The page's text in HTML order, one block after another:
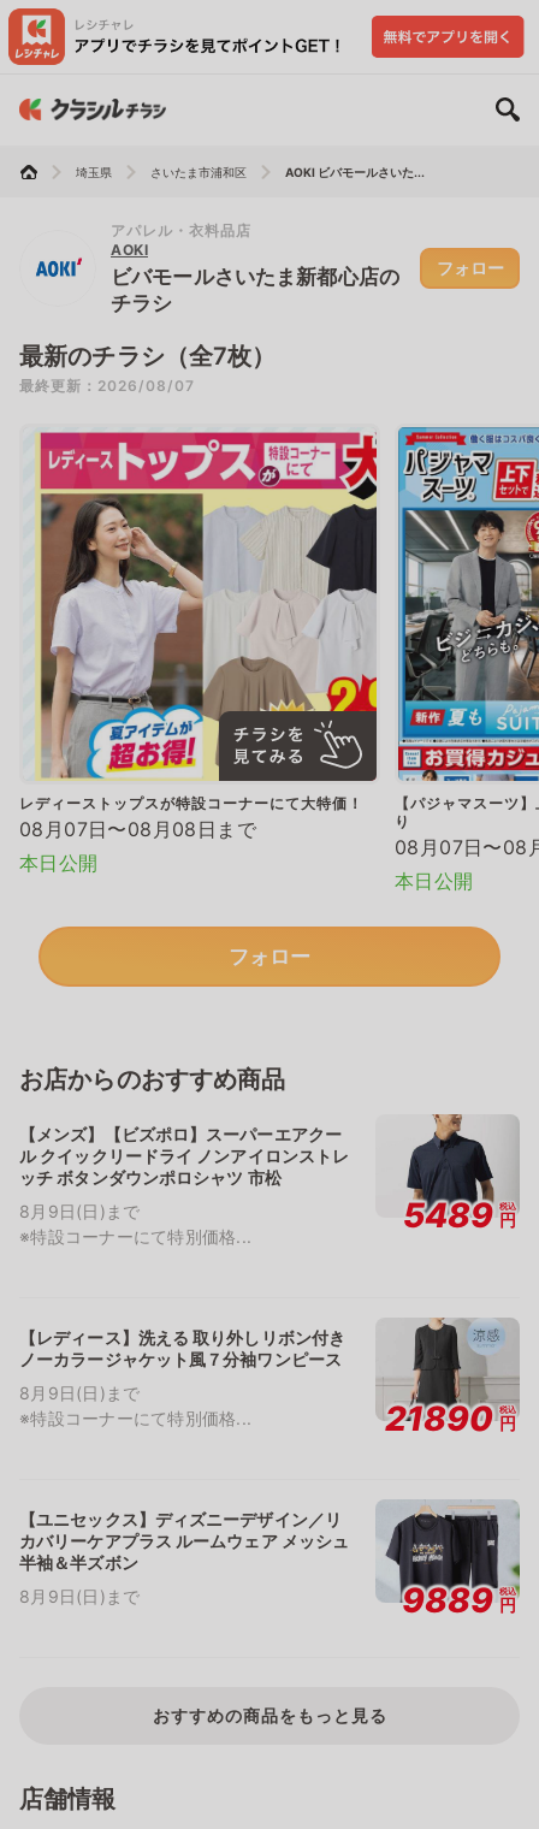
埼玉県 さいたま市浦和区 AOKI ビバモールさいた...
アパレル・衣料品店
AOKI
ビバモールさいたま新都心店の
チラシ
フォロー
最新のチラシ（全7枚）
最終更新：2026/08/07
レディーストップスが特設コーナーにて大特価！
08月07日〜08月08日まで
本日公開
【パジャマスーツ
り
08月07日〜08
本日公開
フォロー
お店からのおすすめ商品
【メンズ】【ビズポロ】スーパーエアクー
ル クイックリードライ ノンアイロンストレ
ッチ ボタンダウンポロシャツ 市松
8月9日(日)まで
※特設コーナーにて特別価格...
5489 税込
円
【レディース】洗える 取り外しリボン付き
ノーカラージャケット風７分袖ワンピース
8月9日(日)まで
※特設コーナーにて特別価格...
21890 税込
円
【ユニセックス】ディズニーデザイン／リ
カバリーケアプラス ルームウェア メッシュ
半袖＆半ズボン
8月9日(日)まで
9889 税込
円
おすすめの商品をもっと見る
店舗情報